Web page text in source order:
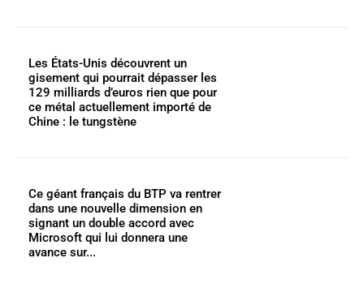
Les États-Unis découvrent un
gisement qui pourrait dépasser les
129 milliards d’euros rien que pour
ce métal actuellement importé de
Chine : le tungstène
Ce géant français du BTP va rentrer
dans une nouvelle dimension en
signant un double accord avec
Microsoft qui lui donnera une
avance sur...